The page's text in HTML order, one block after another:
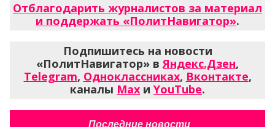
Отблагодарить журналистов за материал
и поддержать «ПолитНавигатор».
Подпишитесь на новости
«ПолитНавигатор» вЯндекс.Дзен,
Telegram, Одноклассниках, Вконтакте,
каналы Max и YouTube.
Последние новости